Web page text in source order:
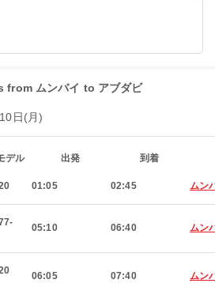
ムンバイ to アブダビ
日(月)
デル 出発 到着
01:05 02:45 ムン
05:10 06:40 ムン
06:05 07:40 ムン